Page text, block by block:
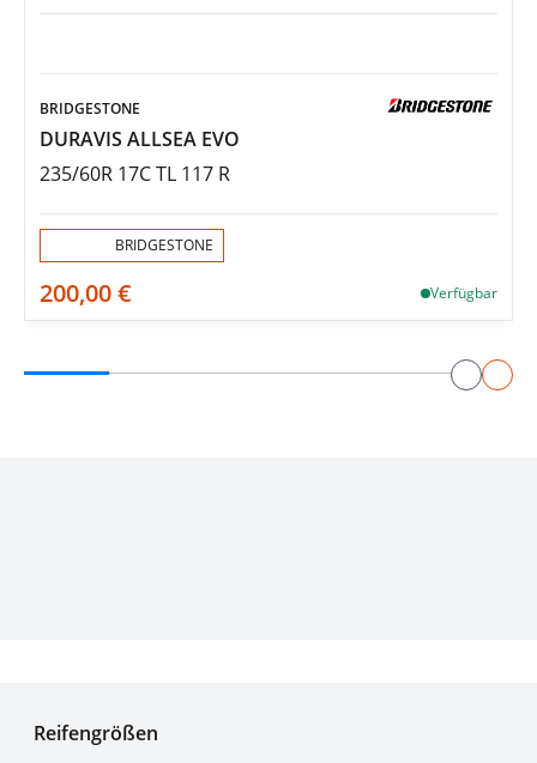
BRIDGESTONE
DURAVIS ALLSEA EVO
235/60R 17C TL 117 R
BRIDGESTONE
200,00 € Verfügbar
Reifengrößen